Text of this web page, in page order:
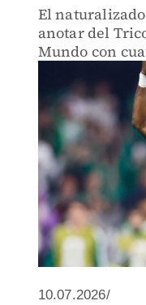
El
anotar del
Mundo con
10.07.2026/